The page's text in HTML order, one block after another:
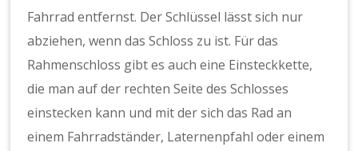
Fahrrad entfernst. Der Schlüssel lässt sich nur
abziehen, wenn das Schloss zu ist. Für das
Rahmenschloss gibt es auch eine Einsteckkette,
die man auf der rechten Seite des Schlosses
einstecken kann und mit der sich das Rad an
einem Fahrradständer, Laternenpfahl oder einem